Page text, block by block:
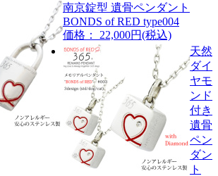
南京錠型 遺骨ペンダント
BONDS of RED type004
価格： 22,000円(税込)
天然
ダイ
ヤモ
ンド
付き
遺骨
ペン
ダン
ト